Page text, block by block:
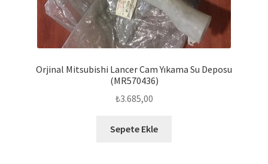
Orjinal Mitsubishi Lancer Cam Yıkama Su Deposu
(MR570436)
₺3.685,00
Sepete Ekle